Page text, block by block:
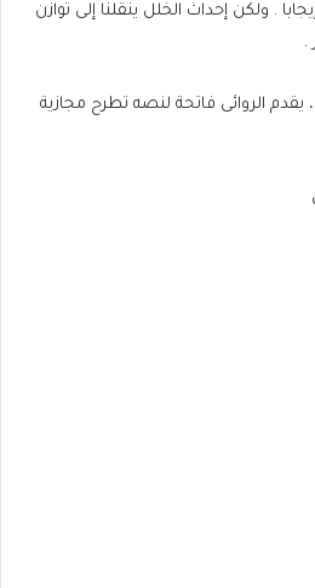
. ولكن إحداث الخلل ينقلنا إلى توازن
.
الروائى فاتحة لنصه تطرح مجازية